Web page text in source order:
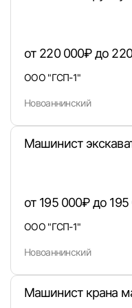
Вход по
от 220 000₽ до
ООО "ГСП-1"
Новоаннинский
Машинист
от 195 000₽ до
ООО "ГСП-1"
Новоаннинский
Машинист крана